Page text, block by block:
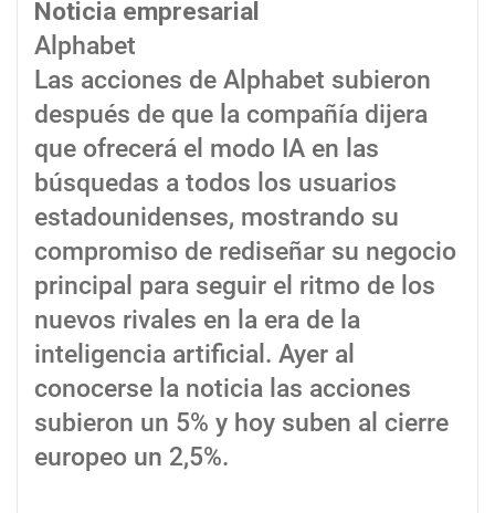
Noticia empresarial
Alphabet
Las acciones de Alphabet subieron
después de que la compañía dijera
que ofrecerá el modo IA en las
búsquedas a todos los usuarios
estadounidenses, mostrando su
compromiso de rediseñar su negocio
principal para seguir el ritmo de los
nuevos rivales en la era de la
inteligencia artificial. Ayer al
conocerse la noticia las acciones
subieron un 5% y hoy suben al cierre
europeo un 2,5%.